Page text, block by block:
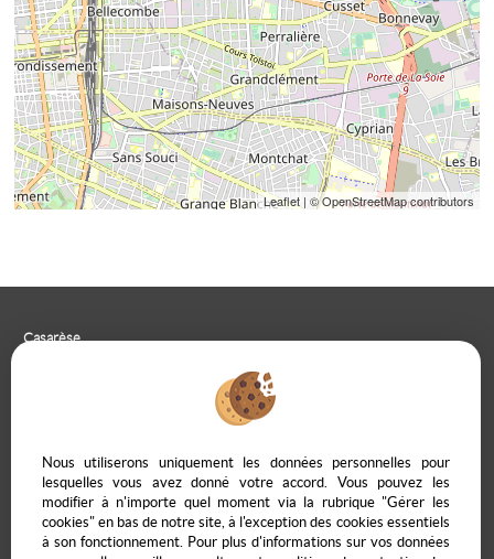
Leaflet| © OpenStreetMap contributors
Casarèse
09 85 65 95 83
Nous utiliserons uniquement les données personnelles pour
lesquelles vous avez donné votre accord. Vous pouvez les
modifier à n'importe quel moment via la rubrique "Gérer les
cookies" en bas de notre site, à l'exception des cookies essentiels
à son fonctionnement. Pour plus d'informations sur vos données